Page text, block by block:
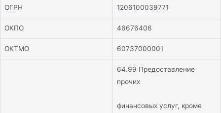
ОГРН 1206100039771
ОКПО 46676406
ОКТМО 60737000001
64.99 Предоставление
прочих
финансовых услуг, кроме